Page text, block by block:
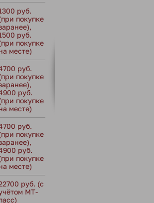
руб.
покупке
руб.
покупке
месте)
руб.
покупке
руб.
покупке
месте)
руб.
покупке
руб.
покупке
месте)
руб. (с
МТ-